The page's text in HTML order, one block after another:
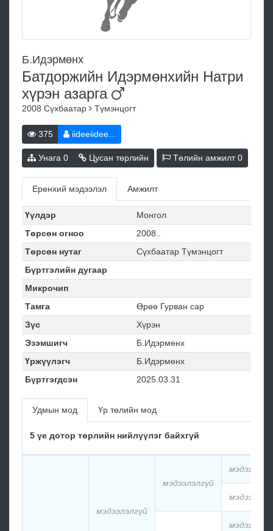
Б.Идэрмөнх
Батдоржийн Идэрмөнхийн Натри
хүрэн азарга
2008 Сүхбаатар Түмэнцогт
375 iideeiidee...
Унага 0 Цусан төрлийн Төлийн амжилт0
Ерөнхий мэдээлэл Амжилт
Үүлдэр
Монгол
Төрсөн огноо
2008..
Төрсөн нутаг
Сүхбаатар Түмэнцогт
Бүртгэлийн дугаар
Микрочип
Тамга
Өрөө Гурван сар
Зүс
Хүрэн
Эзэмшигч
Б.Идэрмөнх
Үржүүлэгч
Б.Идэрмөнх
Бүртгэгдсэн
2025.03.31
Удмын мод Үр төлийн мод
5 үе дотор төрлийн нийлүүлэг байхгүй
мэдээлэлгүй
мэдээлэлгүй